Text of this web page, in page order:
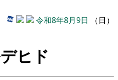
令和8年8月9日 （日）
ヒド